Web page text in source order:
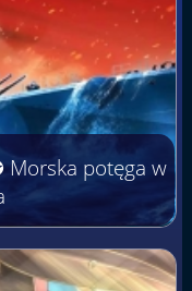
Morska potęga w